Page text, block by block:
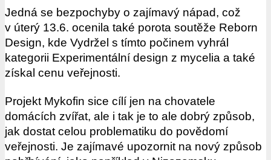
Jedná se bezpochyby o zajímavý nápad, což
v úterý 13.6. ocenila také porota soutěže Reborn
Design, kde Vydržel s tímto počinem vyhrál
kategorii Experimentální design z mycelia a také
získal cenu veřejnosti.
Projekt Mykofin sice cílí jen na chovatele
domácích zvířat, ale i tak je to ale dobrý způsob,
jak dostat celou problematiku do povědomí
veřejnosti. Je zajímavé upozornit na nový způsob